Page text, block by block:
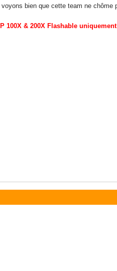
bien que cette team ne chôme
100X & 200X Flashable